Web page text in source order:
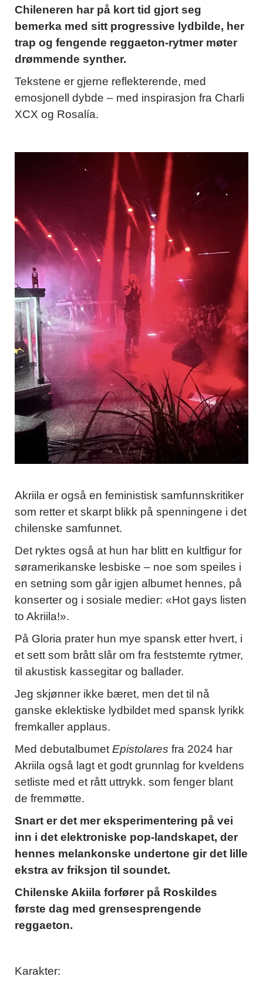
Chileneren har på kort tid gjort seg
bemerka med sitt progressive lydbilde, her
trap og fengende reggaeton-rytmer møter
drømmende synther.
Tekstene er gjerne reflekterende, med
emosjonell dybde – med inspirasjon fra Charli
XCX og Rosalía.
Akriila er også en feministisk samfunnskritiker
som retter et skarpt blikk på spenningene i det
chilenske samfunnet.
Det ryktes også at hun har blitt en kultfigur for
søramerikanske lesbiske – noe som speiles i
en setning som går igjen albumet hennes, på
konserter og i sosiale medier: «Hot gays listen
to Akriila!».
På Gloria prater hun mye spansk etter hvert, i
et sett som brått slår om fra feststemte rytmer,
til akustisk kassegitar og ballader.
Jeg skjønner ikke bæret, men det til nå
ganske eklektiske lydbildet med spansk lyrikk
fremkaller applaus.
Med debutalbumet Epistolares fra 2024 har
Akriila også lagt et godt grunnlag for kveldens
setliste med et rått uttrykk. som fenger blant
de fremmøtte.
Snart er det mer eksperimentering på vei
inn i det elektroniske pop-landskapet, der
hennes melankonske undertone gir det lille
ekstra av friksjon til soundet.
Chilenske Akiila forfører på Roskildes
første dag med grensesprengende
reggaeton.
Karakter: